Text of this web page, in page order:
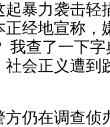
暴力袭击轻
经地宣称，
我查了一下
会正义遭到
仍在调查侦